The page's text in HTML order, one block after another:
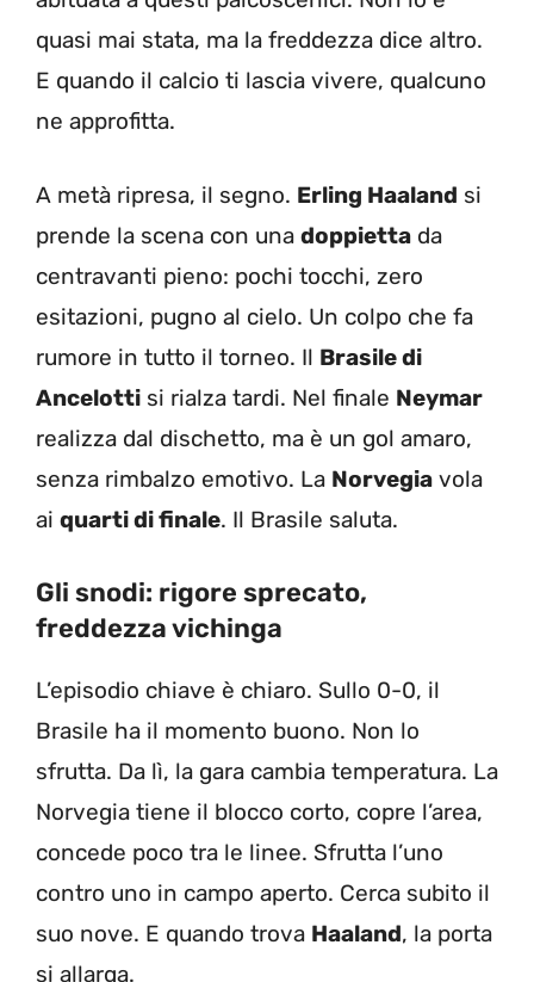
quasi mai stata, ma la freddezza dice altro.
E quando il calcio ti lascia vivere, qualcuno
ne approfitta.
A metà ripresa, il segno. Erling Haaland si
prende la scena con una doppietta da
centravanti pieno: pochi tocchi, zero
esitazioni, pugno al cielo. Un colpo che fa
rumore in tutto il torneo. Il Brasile di
Ancelotti si rialza tardi. Nel finale Neymar
realizza dal dischetto, ma è un gol amaro,
senza rimbalzo emotivo. La Norvegia vola
ai quarti di finale. Il Brasile saluta.
Gli snodi: rigore sprecato,
freddezza vichinga
L’episodio chiave è chiaro. Sullo 0-0, il
Brasile ha il momento buono. Non lo
sfrutta. Da lì, la gara cambia temperatura. La
Norvegia tiene il blocco corto, copre l’area,
concede poco tra le linee. Sfrutta l’uno
contro uno in campo aperto. Cerca subito il
suo nove. E quando trova Haaland, la porta
si allarga.